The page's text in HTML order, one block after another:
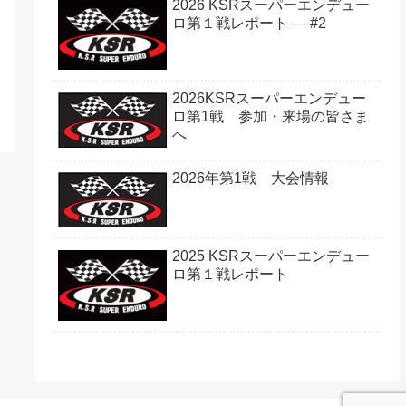
2026 KSRスーパーエンデュー
ロ第１戦レポート — #2
2026KSRスーパーエンデュー
ロ第1戦 参加・来場の皆さま
へ
2026年第1戦 大会情報
2025 KSRスーパーエンデュー
ロ第１戦レポート